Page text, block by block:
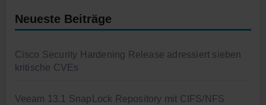
Neueste Beiträge
Cisco Security Hardening Release adressiert sieben
kritische CVEs
Veeam 13.1 SnapLock Repository mit CIFS/NFS